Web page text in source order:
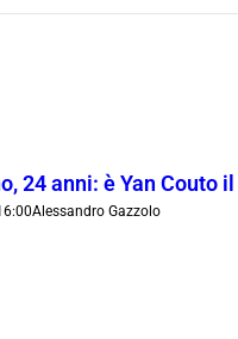
24 anni: è Yan Couto
Alessandro Gazzolo